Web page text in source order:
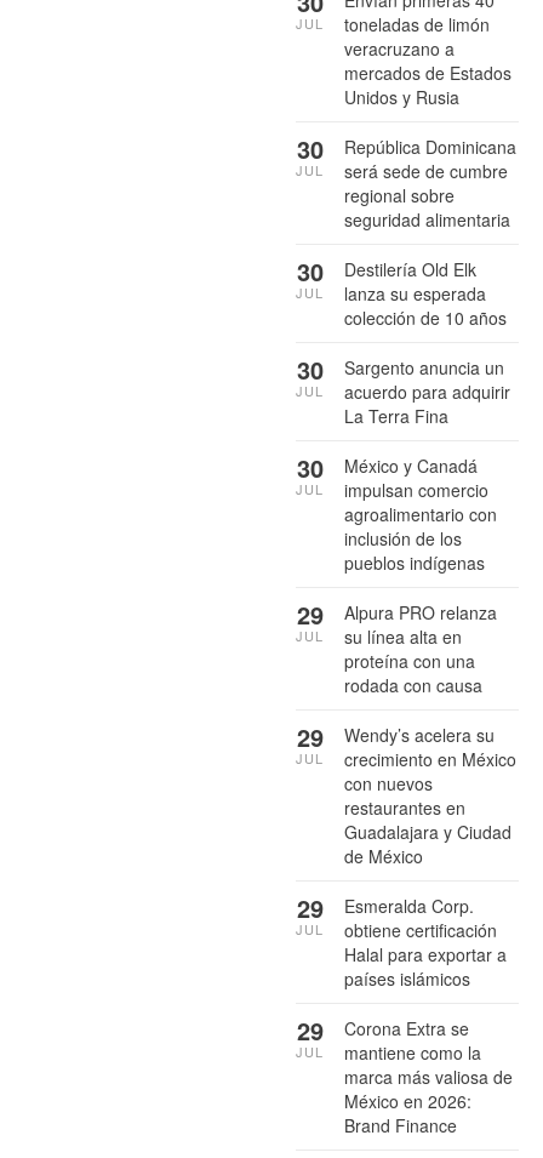
toneladas de limón
veracruzano a
mercados de Estados
Unidos y Rusia
JUL
República Dominicana
será sede de cumbre
regional sobre
seguridad alimentaria
30
JUL
Destilería Old Elk
lanza su esperada
colección de 10 años
30
JUL
Sargento anuncia un
acuerdo para adquirir
La Terra Fina
30
JUL
México y Canadá
impulsan comercio
agroalimentario con
inclusión de los
pueblos indígenas
30
JUL
Alpura PRO relanza
su línea alta en
proteína con una
rodada con causa
29
JUL
Wendy’s acelera su
crecimiento en México
con nuevos
restaurantes en
Guadalajara y Ciudad
de México
29
JUL
Esmeralda Corp.
obtiene certificación
Halal para exportar a
países islámicos
29
JUL
Corona Extra se
mantiene como la
marca más valiosa de
México en 2026:
Brand Finance
29
JUL